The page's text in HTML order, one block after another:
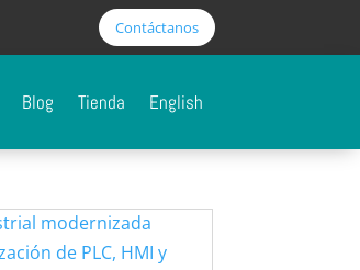
Contáctanos
Blog Tienda English